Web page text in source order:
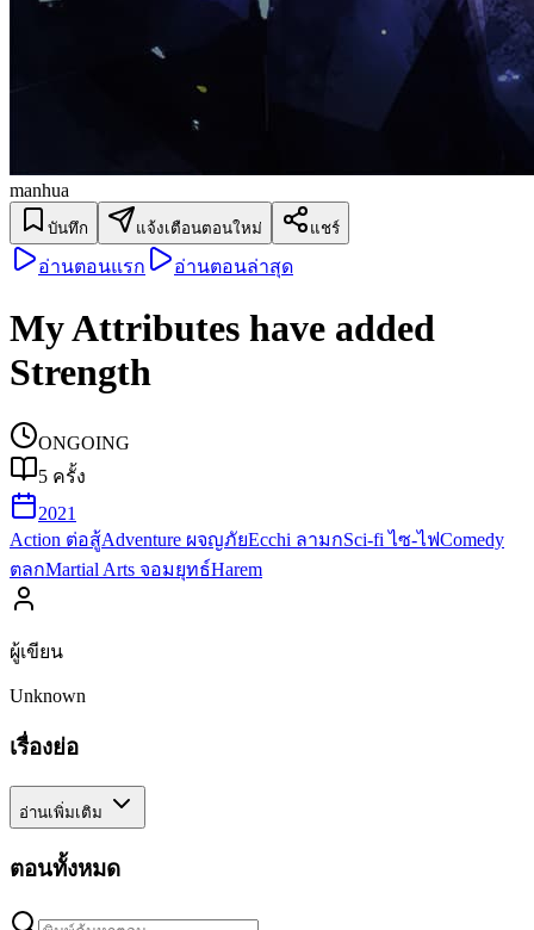
manhua
บันทึก แจ้งเตือนตอนใหม่ แชร์
อ่านตอนแรก อ่านตอนล่าสุด
My Attributes have added
Strength
ONGOING
5 ครั้ง
2021
Action ต่อสู้Adventure ผจญภัยEcchi ลามกSci-fi ไซ-ไฟComedy
ตลกMartial Arts จอมยุทธ์Harem
ผู้เขียน
Unknown
เรื่องย่อ
อ่านเพิ่มเติม
ตอนทั้งหมด